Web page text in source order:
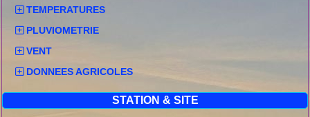
TEMPERATURES
PLUVIOMETRIE
VENT
DONNEES AGRICOLES
STATION & SITE